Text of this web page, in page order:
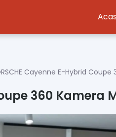
Cayenne E-Hybrid
360 Kamera